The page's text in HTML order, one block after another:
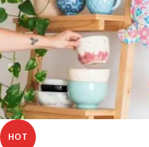
HOT